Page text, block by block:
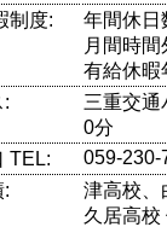
制度:
年間休日
月間時
有給休暇
:
三重交通
0分
TEL:
059-230-
:
津高校、
久居高校